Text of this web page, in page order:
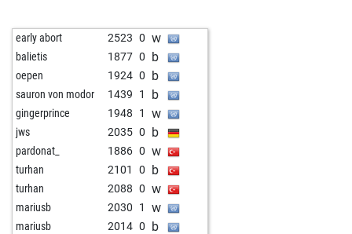
early abort 2523 0 w
balietis 1877 0 b
oepen 1924 0 b
sauron von modor 1439 1 b
gingerprince 1948 1 w
jws 2035 0 b
pardonat_ 1886 0 w
turhan 2101 0 b
turhan 2088 0 w
mariusb 2030 1 w
mariusb 2014 0 b